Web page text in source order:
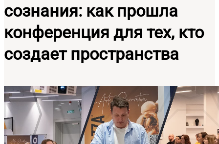
сознания: как прошла
конференция для тех, кто
создает пространства